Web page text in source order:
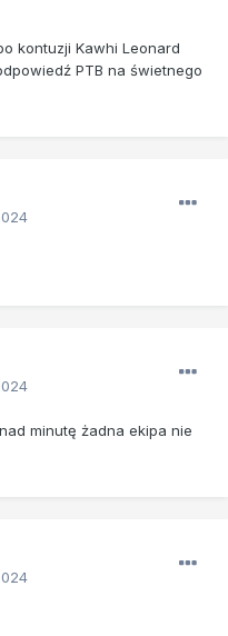
kontuzji Kawhi Leonard
PTB na świetnego
minutę żadna ekipa nie